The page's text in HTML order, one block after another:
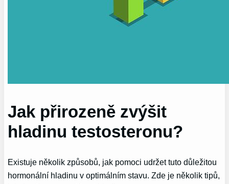
Jak přirozeně‍ zvýšit
hladinu testosteronu?
Existuje několik způsobů, jak ⁢pomoci udržet tuto důležitou
hormonální hladinu v​ optimálním stavu. Zde je‍ několik tipů,